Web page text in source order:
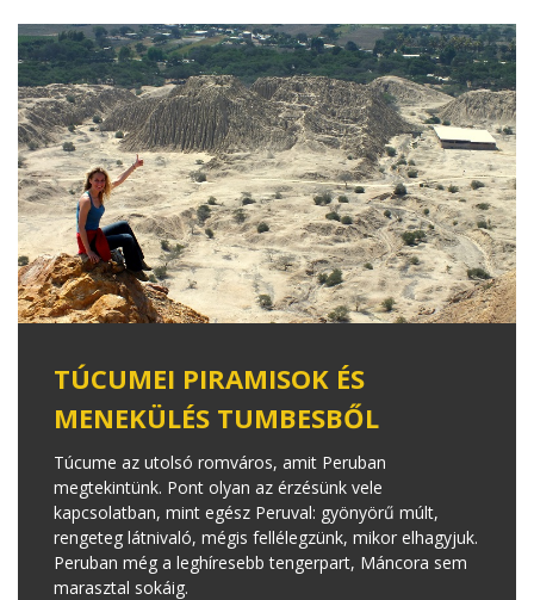
TÚCUMEI PIRAMISOK ÉS
MENEKÜLÉS TUMBESBŐL
Túcume az utolsó romváros, amit Peruban
megtekintünk. Pont olyan az érzésünk vele
kapcsolatban, mint egész Peruval: gyönyörű múlt,
rengeteg látnivaló, mégis fellélegzünk, mikor elhagyjuk.
Peruban még a leghíresebb tengerpart, Máncora sem
marasztal sokáig.